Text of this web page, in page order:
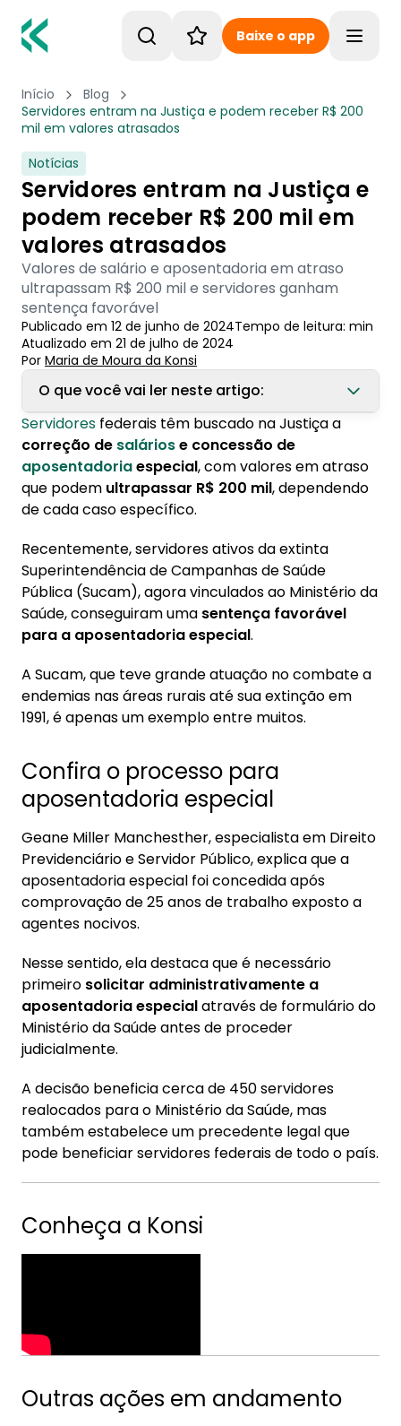
Baixe o app
Início
Blog
Servidores entram na Justiça e podem receber R$ 200
mil em valores atrasados
Notícias
Servidores entram na Justiça e
podem receber R$ 200 mil em
valores atrasados
Valores de salário e aposentadoria em atraso
ultrapassam R$ 200 mil e servidores ganham
sentença favorável
Publicado em 12 de junho de 2024Tempo de leitura: min
Atualizado em 21 de julho de 2024
Por Maria de Moura da Konsi
O que você vai ler neste artigo:
1. Confira o processo para aposentadoria
especial
2. Conheça a Konsi
Servidores federais têm buscado na Justiça a
correção de saláriose concessão de
aposentadoriaespecial, com valores em atraso
que podem ultrapassar R$ 200 mil, dependendo
de cada caso específico.
Recentemente, servidores ativos da extinta
Superintendência de Campanhas de Saúde
Pública (Sucam), agora vinculados ao Ministério da
Saúde, conseguiram uma sentença favorável
para a aposentadoria especial.
A Sucam, que teve grande atuação no combate a
endemias nas áreas rurais até sua extinção em
1991, é apenas um exemplo entre muitos.
Confira o processo para
aposentadoria especial
Geane Miller Manchesther, especialista em Direito
Previdenciário e Servidor Público, explica que a
aposentadoria especial foi concedida após
comprovação de 25 anos de trabalho exposto a
agentes nocivos.
Nesse sentido, ela destaca que é necessário
primeiro solicitar administrativamente a
aposentadoria especialatravés de formulário do
Ministério da Saúde antes de proceder
judicialmente.
A decisão beneficia cerca de 450 servidores
realocados para o Ministério da Saúde, mas
também estabelece um precedente legal que
pode beneficiar servidores federais de todo o país.
Conheça a Konsi
Outras ações em andamento